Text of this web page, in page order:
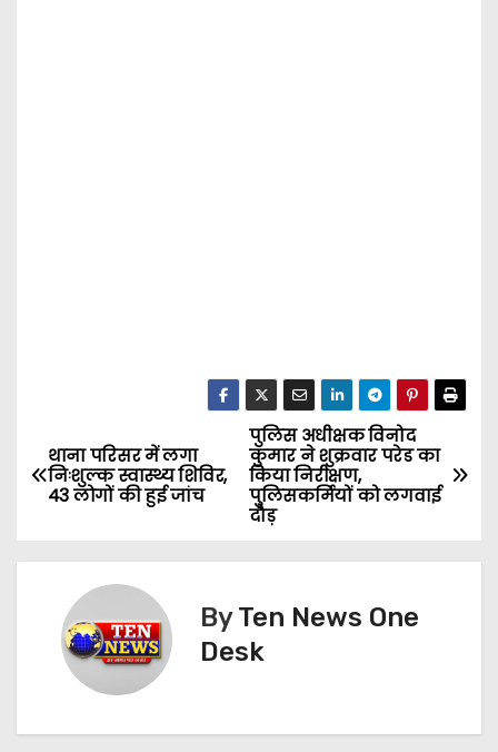
P
o
v
पुलिस अधीक्षक विनोद
कुमार ने शुक्रवार परेड का
किया निरीक्षण,
पुलिसकर्मियों को लगवाई
दौड़
थाना परिसर में लगा
निःशुल्क स्वास्थ्य शिविर,
43 लोगों की हुई जांच
ByTen News One
Desk